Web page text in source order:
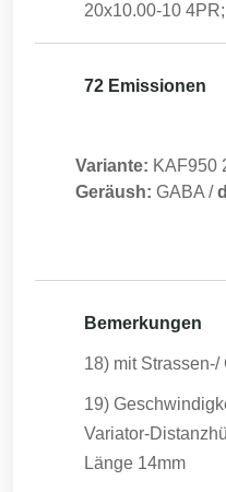
20x10.00-10
72 Emissionen
Variante: KAF950
Geräush: GABA /
Bemerkungen
18) mit
19)
Variator-
Länge 14mm